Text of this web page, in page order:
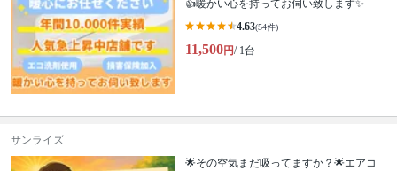
👍暖かい心を持ってお伺い致します✨
4.63(54件)
11,500円/ 1台
サンライズ
🌟その空気まだ吸ってますか？🌟エアコ